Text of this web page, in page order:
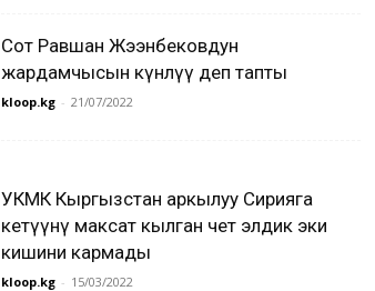
Сот Равшан Жээнбековдун
жардамчысын күнөөлүү деп тапты
kloop.kg - 21/07/2022
УКМК Кыргызстан аркылуу Сирияга
кетүүнү максат кылган чет элдик эки
кишини кармады
kloop.kg - 15/03/2022